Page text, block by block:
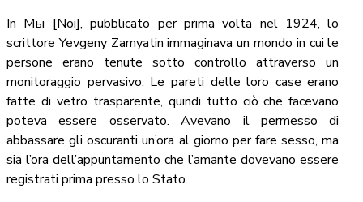
In Мы [Noi], pubblicato per prima volta nel 1924, lo
scrittore Yevgeny Zamyatin immaginava un mondo in cui le
persone erano tenute sotto controllo attraverso un
monitoraggio pervasivo. Le pareti delle loro case erano
fatte di vetro trasparente, quindi tutto ciò che facevano
poteva essere osservato. Avevano il permesso di
abbassare gli oscuranti un’ora al giorno per fare sesso, ma
sia l’ora dell’appuntamento che l’amante dovevano essere
registrati prima presso lo Stato.